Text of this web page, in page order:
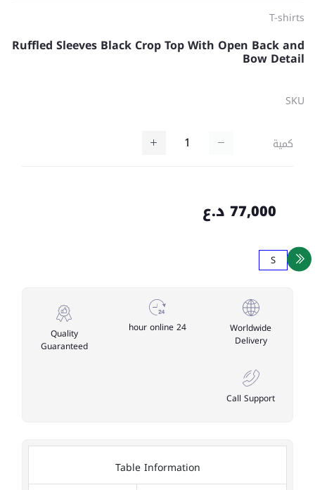
T-shirts
Ruffled Sleeves Black Crop Top With Open Back and
Bow Detail
SKU
كمية
77,000 د.ع
S
Worldwide
Delivery
24 hour online
Quality
Guaranteed
Call Support
Table Information